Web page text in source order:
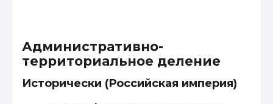
Административно-
территориальное деление
Исторически (Российская империя)